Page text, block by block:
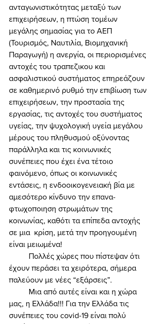
ανταγωνιστικότητας μεταξύ των
επιχειρήσεων, η πτώση τομέων
μεγάλης σημασίας για το ΑΕΠ
(Τουρισμός, Ναυτιλία, Βιομηχανική
Παραγωγή) η ανεργία, οι περιορισμένες
αντοχές του τραπεζικου και
ασφαλιστικού συστήματος επηρεάζουν
σε καθημερινό ρυθμό την επιβίωση των
επιχειρήσεων, την προστασία της
εργασίας, τις αντοχές του συστήματος
υγείας, την ψυχολογική υγεία μεγάλου
μέρους του πληθυσμού οξύνοντας
παράλληλα και τις κοινωνικές
συνέπειες που έχει ένα τέτοιο
φαινόμενο, όπως οι κοινωνικές
εντάσεις, η ενδοοικογενειακή βία με
αμεσότερο κίνδυνο την επανα-
φτωχοποιηση στρωμάτων της
κοινωνίας, καθότι τα επίπεδα αντοχής
σε μια  κρίση, μετά την προηγουμένη
είναι μειωμένα!
έχουν περάσει τα χειρότερα, σήμερα
παλεύουν με νέες “εξάρσεις”.
μας, η Ελλάδα!!! Για την Ελλάδα τις
συνέπειες του covid-19 είναι πολύ